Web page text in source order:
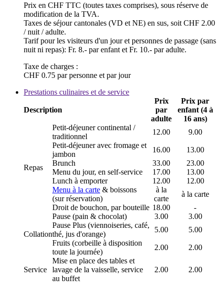
Prix en CHF TTC (toutes taxes comprises), sous réserve de
modification de la TVA.
Taxes de séjour cantonales (VD et NE) en sus, soit CHF 2.00
/ nuit / adulte.
Tarif pour les visiteurs d'un jour et personnes de passage (sans
nuit ni repas): Fr. 8.- par enfant et Fr. 10.- par adulte.
Taxe de charges :
CHF 0.75 par personne et par jour
Prestations culinaires et de service
Description
Prix
par
adulte
Prix par
enfant (4 à
16 ans)
Repas
Petit-déjeuner continental /
traditionnel
12.00
9.00
Petit-déjeuner avec fromage et
jambon
16.00
13.00
Brunch
33.00
23.00
Menu du jour, en self-service
17.00
13.00
Lunch à emporter
12.00
12.00
Menu à la carte & boissons
(sur réservation)
à la
carte
à la carte
Droit de bouchon, par bouteille 18.00 -
Collation
Pause (pain & chocolat) 3.00
3.00
Pause Plus (viennoiseries, café,
thé, jus d'orange)
5.00
5.00
Fruits (corbeille à disposition
toute la journée)
2.00 2.00
Service
Mise en place des tables et
lavage de la vaisselle, service
au buffet
2.00 2.00